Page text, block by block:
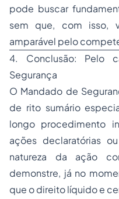
pode buscar
sem que, com isso,
amparável pelo
4. Conclusão: Pelo
Segurança
O Mandado de
de rito sumário
longo procedimento
ações declaratórias
natureza da ação
demonstre, já no
que odireito líquido e